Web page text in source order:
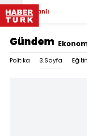
Canlı
Gündem
Politika 3.Sayfa